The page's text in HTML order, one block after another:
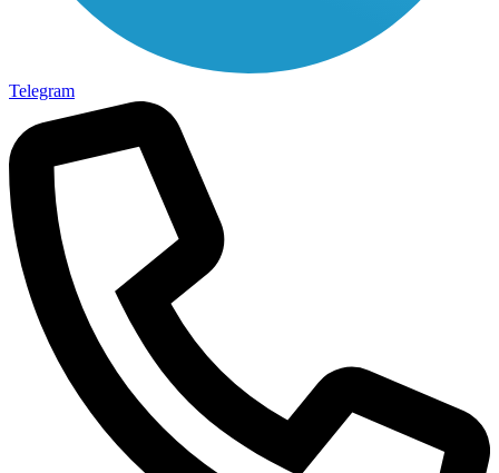
Telegram